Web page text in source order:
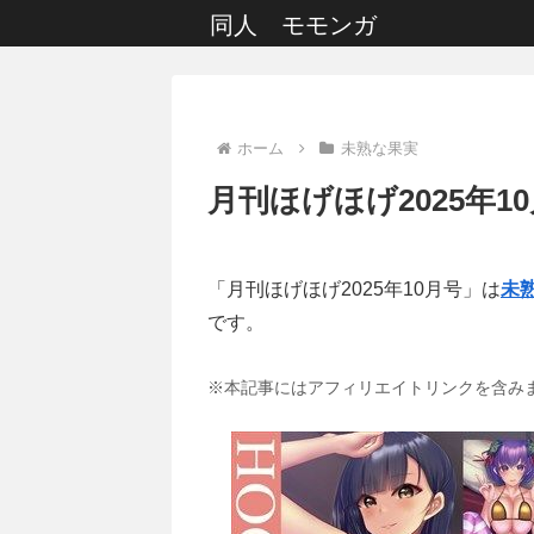
同人 モモンガ
ホーム 未熟な果実
月刊ほげほげ2025年
「月刊ほげほげ2025年10月号」は未
です。
※本記事にはアフィリエイトリンクを含み